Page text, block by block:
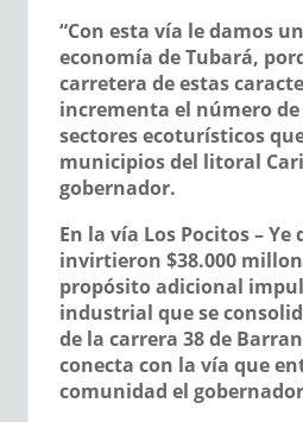
“Con esta vía le damos
economía de Tubará,
carretera de estas
incrementa el número
sectores ecoturísticos
municipios del litoral
gobernador.
En la vía Los Pocitos –
invirtieron $38.000
propósito adicional
industrial que se
de la carrera 38 de
conecta con la vía que
comunidad el